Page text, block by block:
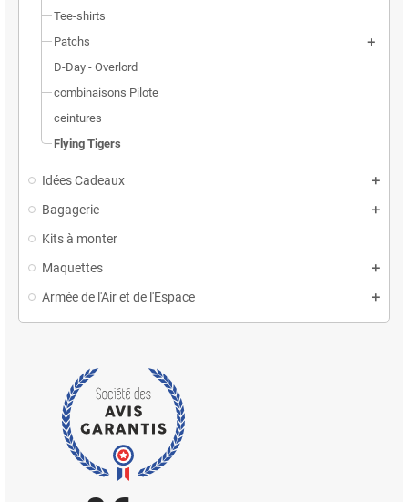
Tee-shirts
Patchs
D-Day - Overlord
combinaisons Pilote
ceintures
Flying Tigers
Idées Cadeaux
Bagagerie
Kits à monter
Maquettes
Armée de l'Air et de l'Espace